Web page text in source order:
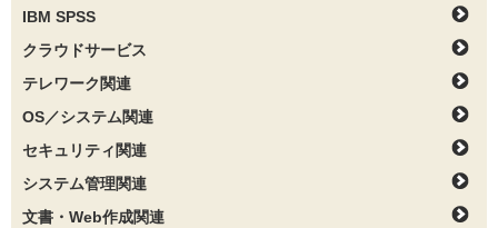
IBM SPSS
クラウドサービス
テレワーク関連
OS／システム関連
セキュリティ関連
システム管理関連
文書・Web作成関連